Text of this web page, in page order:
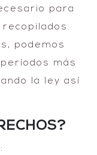
para
podemos
más
la ley así